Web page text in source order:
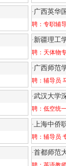
·广西英华
聘： 专职辅
·新疆理工
聘： 天体物
·广西师范
聘： 辅导员
·武汉大学
聘： 低空统
·上海中侨
聘： 辅导员
·首都师范